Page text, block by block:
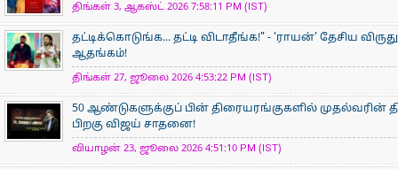
திங்கள் 3, ஆகஸ்ட் 2026 7:58:11 PM (IST)
தட்டிக்கொடுங்க... தட்டி விடாதீங்க!" - 'ராயன்' தேசிய
ஆதங்கம்!
திங்கள் 27, ஜூலை 2026 4:53:22 PM (IST)
50 ஆண்டுகளுக்குப் பின் திரையரங்குகளில் முதல்வரின்
பிறகு விஜய் சாதனை!
வியாழன் 23, ஜூலை 2026 4:51:10 PM (IST)